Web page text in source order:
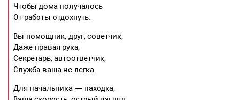
Чтобы дома получалось
От работы отдохнуть.
Вы помощник, друг, советчик,
Даже правая рука,
Секретарь, автоответчик,
Служба ваша не легка.
Для начальника — находка,